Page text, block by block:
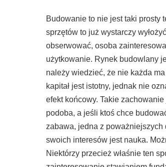
Budowanie to nie jest taki prosty
sprzętów to już wystarczy
obserwować, osoba
użytkowanie. Rynek budowlany
należy wiedzieć, że nie każda
kapitał jest istotny, jednak nie
efekt końcowy. Takie
podoba, a jeśli ktoś chce
zabawa, jedna z
swoich interesów jest nauka.
Niektórzy przecież właśnie ten